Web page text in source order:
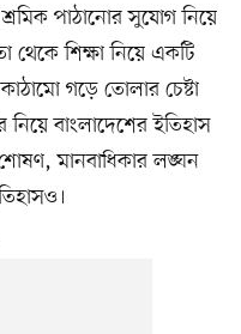
পাঠানোর সুযোগ নিয়ে
থেকে শিক্ষা নিয়ে একটি
গড়ে তোলার চেষ্টা
বাংলাদেশের ইতিহাস
মানবাধিকার লঙ্ঘন